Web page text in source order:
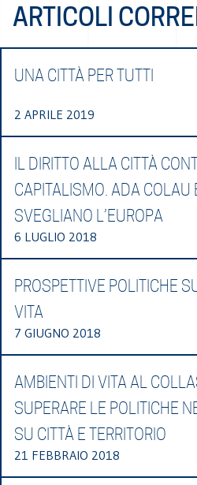
ARTICOLI
UNA CITTÀ PER TUTTI
2 APRILE 2019
IL DIRITTO ALLA CITTÀ
CAPITALISMO. ADA COLAU
SVEGLIANO L’EUROPA
6 LUGLIO 2018
PROSPETTIVE POLITICHE
VITA
7 GIUGNO 2018
AMBIENTI DI VITA AL
SUPERARE LE POLITICHE
SU CITTÀ E TERRITORIO
21 FEBBRAIO 2018